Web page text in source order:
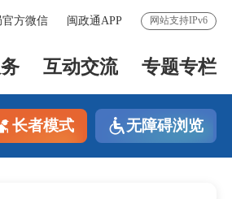
方微信 闽政通APP 网站支持IPv6
互动交流 专题专栏
长者模式 无障碍浏览